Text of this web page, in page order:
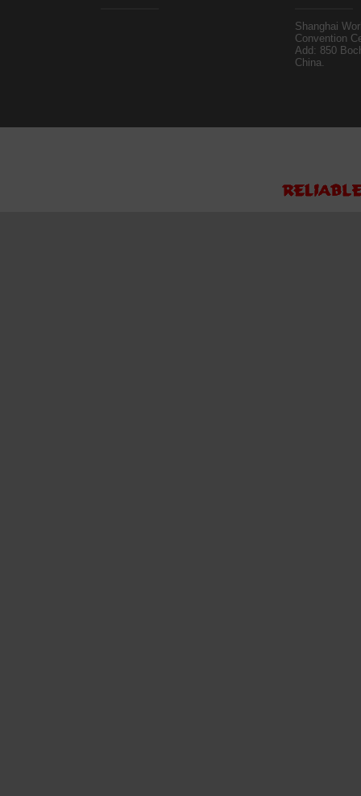
Shanghai
Convention
Add: 850
China.